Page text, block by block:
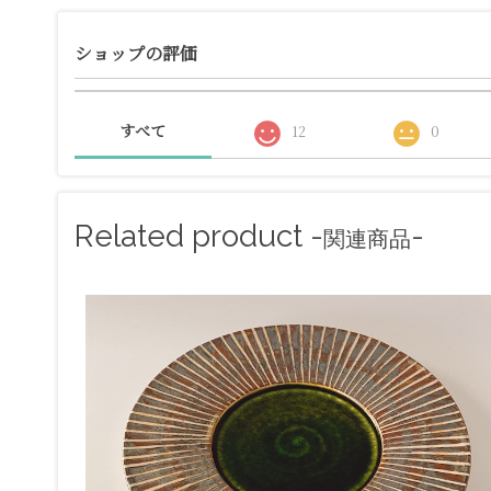
ショップの評価
すべて 12 0
Related product -関連商品-